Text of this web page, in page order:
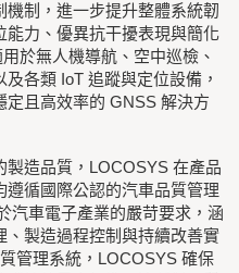
制，進一步提升整體系統韌
力、優異抗干擾表現與簡化
於無人機導航、空中巡檢、
各類 IoT 追蹤與定位設備，
且高效率的 GNSS 解決方
造品質，LOCOSYS 在產品
循國際公認的汽車品質管理
汽車電子產業的嚴苛要求，涵
、製造過程控制與持續改善實
管理系統，LOCOSYS 確保